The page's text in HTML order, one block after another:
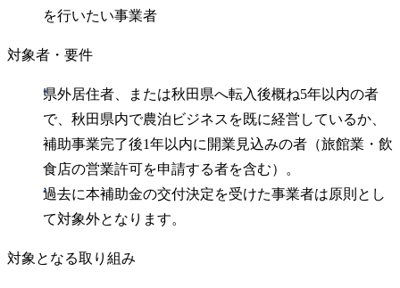
を行いたい事業者
対象者・要件
県外居住者、または秋田県へ転入後概ね5年以内の者
で、秋田県内で農泊ビジネスを既に経営しているか、
補助事業完了後1年以内に開業見込みの者（旅館業・飲
食店の営業許可を申請する者を含む）。
過去に本補助金の交付決定を受けた事業者は原則とし
て対象外となります。
対象となる取り組み